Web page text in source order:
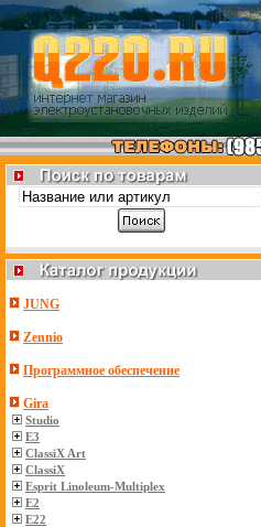
JUNG
Zennio
Программное обеспечение
Gira
Studio
E3
ClassiX Art
ClassiX
Esprit Linoleum-Multiplex
E2
E22